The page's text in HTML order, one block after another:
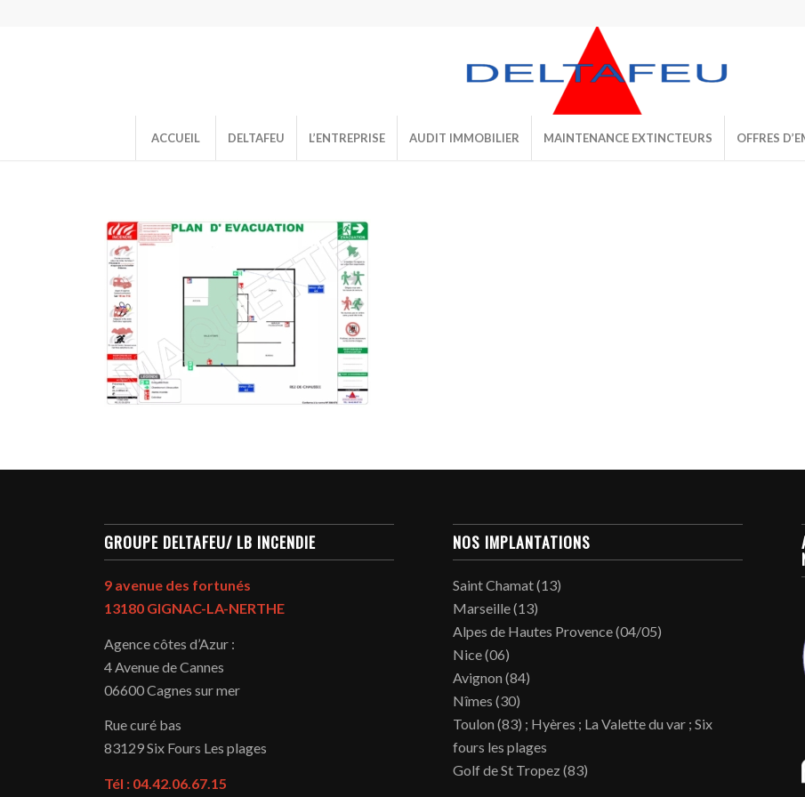
ACCUEIL DELTAFEU L’ENTREPRISE AUDIT IMMOBILIER MAINTENANCE EXTINCTEURS OFFRES
GROUPE DELTAFEU/ LB INCENDIE
9 avenue des fortunés
13180 GIGNAC-LA-NERTHE
Agence côtes d’Azur :
4 Avenue de Cannes
06600 Cagnes sur mer
Rue curé bas
83129Six Fours Les plages
Tél : 04.42.06.67.15
NOS IMPLANTATIONS
Saint Chamat (13)
Marseille (13)
Alpes de Hautes Provence (04/05)
Nice (06)
Avignon (84)
Nîmes (30)
Toulon (83) ; Hyères ; La Valette du var ; Six
fours les plages
Golf de St Tropez (83)